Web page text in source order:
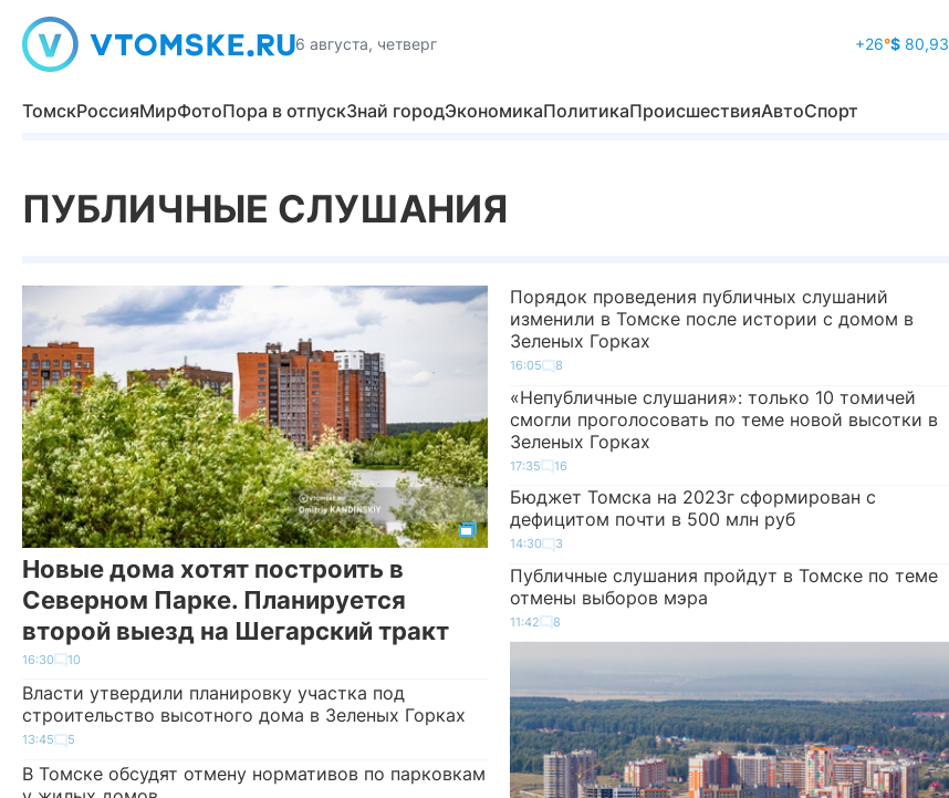
6 августа, четверг +26°$80,93
ТомскРоссияМирФотоПора в отпускЗнай городЭкономикаПолитикаПроисшествияАвтоСпорт
ПУБЛИЧНЫЕ СЛУШАНИЯ
Новые дома хотят построить в
Северном Парке. Планируется
второй выезд на Шегарский тракт
16:30 10
Власти утвердили планировку участка под
строительство высотного дома в Зеленых Горках
13:45 5
В Томске обсудят отмену нормативов по парковкам
Порядок проведения публичных слушаний
изменили в Томске после истории с домом в
Зеленых Горках
16:05 8
«Непубличные слушания»: только 10 томичей
смогли проголосовать по теме новой высотки в
Зеленых Горках
17:35 16
Бюджет Томска на 2023г сформирован с
дефицитом почти в 500 млн руб
14:30 3
Публичные слушания пройдут в Томске по теме
отмены выборов мэра
11:42 8